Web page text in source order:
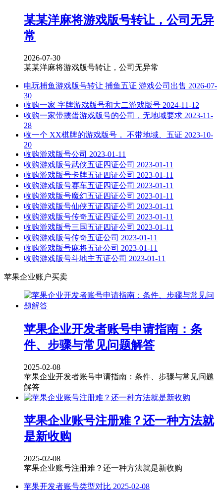
某某洋麻将游戏版号转让，公司无异
常
2026-07-30
某某洋麻将游戏版号转让，公司无异常
电玩捕鱼游戏版号转让 捕鱼五证 游戏公司出售 2026-07-
30
收购一家 字牌游戏版号和大二游戏版号 2024-11-12
收购一家带掼蛋游戏版号的公司，无地域要求 2023-11-
28
收一个 XX棋牌的游戏版号， 不带地域、五证 2023-10-
20
收购游戏版号公司 2023-01-11
收购游戏版号武侠五证四证公司 2023-01-11
收购游戏版号卡牌五证四证公司 2023-01-11
收购游戏版号赛车五证四证公司 2023-01-11
收购游戏版号魔幻五证四证公司 2023-01-11
收购游戏版号仙侠五证四证公司 2023-01-11
收购游戏版号传奇五证四证公司 2023-01-11
收购游戏版号三国五证四证公司 2023-01-11
收购游戏版号传奇五证公司 2023-01-11
收购游戏版号麻将五证公司 2023-01-11
收购游戏版号斗地主五证公司 2023-01-11
苹果企业账户买卖
苹果企业开发者账号申请指南：条
件、步骤与常见问题解答
2025-02-08
苹果企业开发者账号申请指南：条件、步骤与常见问题
解答
苹果企业账号注册难？还一种方法就
是新收购
2025-02-08
苹果企业账号注册难？还一种方法就是新收购
苹果开发者账号类型对比 2025-02-08